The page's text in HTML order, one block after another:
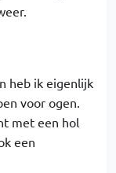
heb ik eigenlijk
voor ogen.
met een hol
een